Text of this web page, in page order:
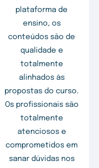
plataforma de
ensino, os
conteúdos são de
qualidade e
totalmente
alinhados às
propostas do curso.
Os profissionais são
totalmente
atenciosos e
comprometidos em
sanar dúvidas nos